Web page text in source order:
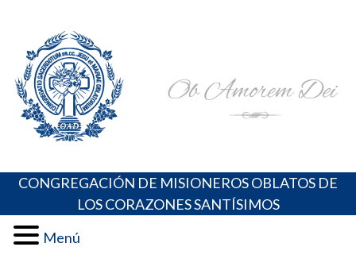
content
Portal de los Padres Oblatos. Advocaciones Marianas,
Oraciones, Música religiosa y más
CONGREGACIÓN DE MISIONEROS OBLATOS DE
LOS CORAZONES SANTÍSIMOS
Menú